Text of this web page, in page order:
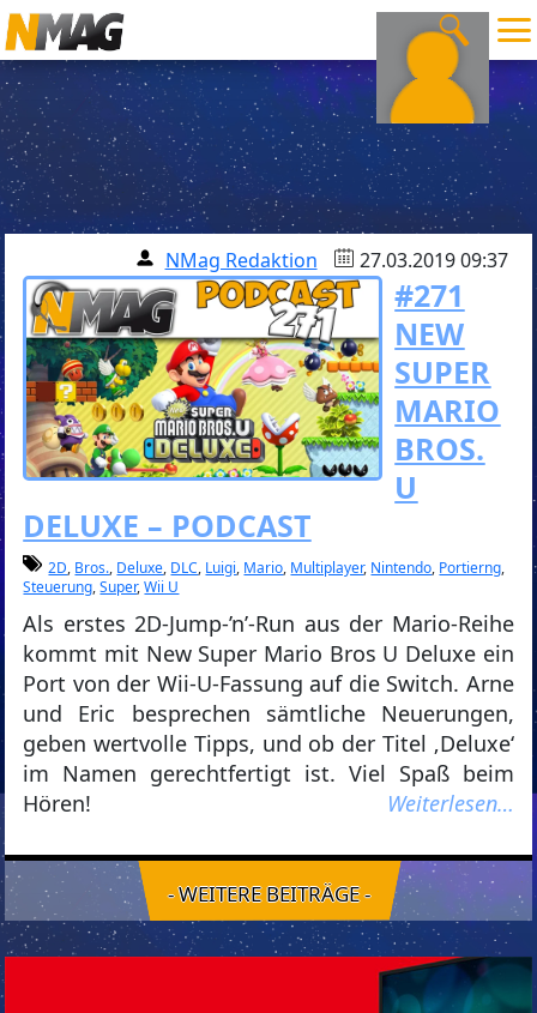
NMag Redaktion 27.03.2019 09:37
#271
NEW
SUPER
MARIO
BROS.
U
DELUXE – PODCAST
2D, Bros., Deluxe, DLC, Luigi, Mario, Multiplayer, Nintendo, Portierng,
Steuerung,Super,Wii U
Als erstes 2D-Jump-’n’-Run aus der Mario-Reihe
kommt mit New Super Mario Bros U Deluxe ein
Port von der Wii-U-Fassung auf die Switch. Arne
und Eric besprechen sämtliche Neuerungen,
geben wertvolle Tipps, und ob der Titel ‚Deluxe‘
im Namen gerechtfertigt ist. Viel Spaß beim
Hören!
Weiterlesen…
- WEITERE BEITRÄGE -